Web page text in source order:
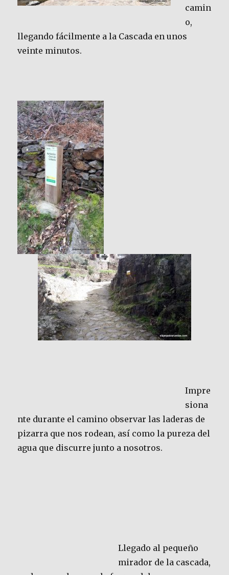
camin
o,
llegando fácilmente a la Cascada en unos
veinte minutos.
Impre
siona
nte durante el camino observar las laderas de
pizarra que nos rodean, así como la pureza del
agua que discurre junto a nosotros.
Llegado al pequeño
mirador de la cascada,